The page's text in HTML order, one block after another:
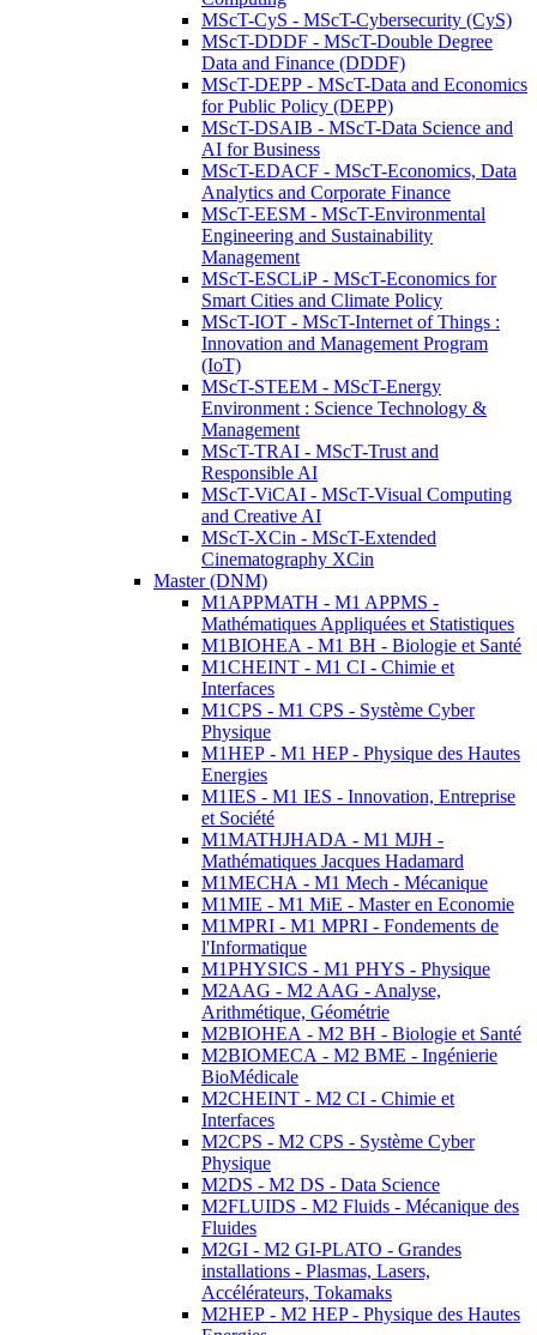
MScT-CyS - MScT-Cybersecurity (CyS)
MScT-DDDF - MScT-Double Degree
Data and Finance (DDDF)
MScT-DEPP - MScT-Data and Economics
for Public Policy (DEPP)
MScT-DSAIB - MScT-Data Science and
AI for Business
MScT-EDACF - MScT-Economics, Data
Analytics and Corporate Finance
MScT-EESM - MScT-Environmental
Engineering and Sustainability
Management
MScT-ESCLiP - MScT-Economics for
Smart Cities and Climate Policy
MScT-IOT - MScT-Internet of Things :
Innovation and Management Program
(IoT)
MScT-STEEM - MScT-Energy
Environment : Science Technology &
Management
MScT-TRAI - MScT-Trust and
Responsible AI
MScT-ViCAI - MScT-Visual Computing
and Creative AI
MScT-XCin - MScT-Extended
Cinematography XCin
Master (DNM)
M1APPMATH - M1 APPMS -
Mathématiques Appliquées et Statistiques
M1BIOHEA - M1 BH - Biologie et Santé
M1CHEINT - M1 CI - Chimie et
Interfaces
M1CPS - M1 CPS - Système Cyber
Physique
M1HEP - M1 HEP - Physique des Hautes
Energies
M1IES - M1 IES - Innovation, Entreprise
et Société
M1MATHJHADA - M1 MJH -
Mathématiques Jacques Hadamard
M1MECHA - M1 Mech - Mécanique
M1MIE - M1 MiE - Master en Economie
M1MPRI - M1 MPRI - Fondements de
l'Informatique
M1PHYSICS - M1 PHYS - Physique
M2AAG - M2 AAG - Analyse,
Arithmétique, Géométrie
M2BIOHEA - M2 BH - Biologie et Santé
M2BIOMECA - M2 BME - Ingénierie
BioMédicale
M2CHEINT - M2 CI - Chimie et
Interfaces
M2CPS - M2 CPS - Système Cyber
Physique
M2DS - M2 DS - Data Science
M2FLUIDS - M2 Fluids - Mécanique des
Fluides
M2GI - M2 GI-PLATO - Grandes
installations - Plasmas, Lasers,
Accélérateurs, Tokamaks
M2HEP - M2 HEP - Physique des Hautes